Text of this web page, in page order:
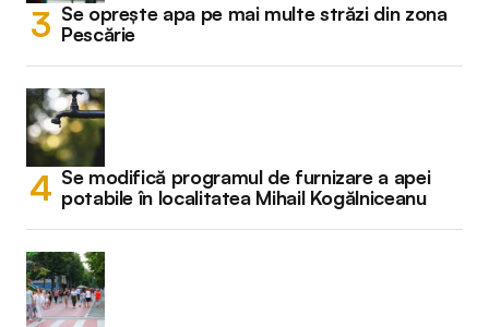
Se oprește apa pe mai multe străzi din zona
Pescărie
Se modifică programul de furnizare a apei
potabile în localitatea Mihail Kogălniceanu